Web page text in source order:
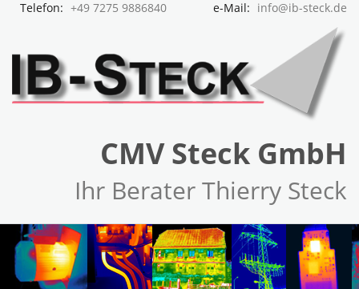
Telefon: +49 7275 9886840 e-Mail: info@ib-steck.de
CMV Steck GmbH
Ihr Berater Thierry Steck